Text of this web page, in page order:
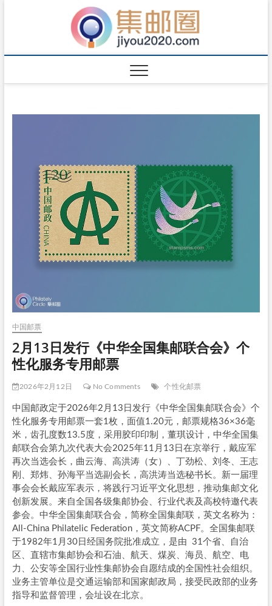
中国邮票
2月13日发行《中华全国集邮联合会》个
性化服务专用邮票
2026年2月12日 No Comments 个性化邮票
中国邮政定于2026年2月13日发行《中华全国集邮联合会》个
性化服务专用邮票一套1枚，面值1.20元，邮票规格36×36毫
米，齿孔度数13.5度，采用胶印印制，董琪设计，中华全国集
邮联合会第九次代表大会2025年11月13日在京举行，戴应军
再次当选会长，曲云海、高洪涛（女）、丁劲松、刘冬、王志
刚、郑炜、孙海平当选副会长，高洪涛当选秘书长。新一届理
事会会长戴应军表示，将践行习近平文化思想，推动集邮文化
创新发展。来自全国各级集邮协会、行业代表及高校特邀代表
参会。中华全国集邮联合会，简称全国集邮联，英文名称为：
All-China Philatelic Federation，英文简称ACPF。全国集邮联
于1982年1月30日经国务院批准成立，是由 31个省、自治
区、直辖市集邮协会和石油、航天、煤炭、海员、航空、电
力、公安等全国行业性集邮协会自愿结成的全国性社会组织。
业务主管单位是交通运输部和国家邮政局，接受民政部的业务
指导和监督管理，会址设在北京。